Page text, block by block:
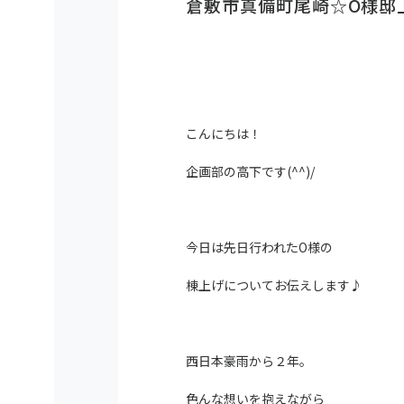
倉敷市真備町尾崎☆O様邸
こんにちは！
企画部の高下です(^^)/
今日は先日行われたO様の
棟上げについてお伝えします♪
西日本豪雨から２年。
色んな想いを抱えながら